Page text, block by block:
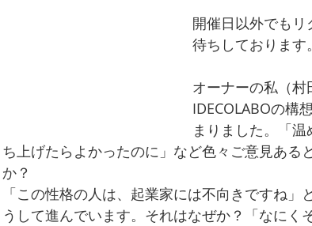
開催日以外でも
待ちしております。
オーナーの私（村
IDECOLABOの構
まりました。「
ち上げたらよかったのに」など色々ご意見ある
か？
「この性格の人は、起業家には不向きですね
うして進んでいます。それはなぜか？「なに